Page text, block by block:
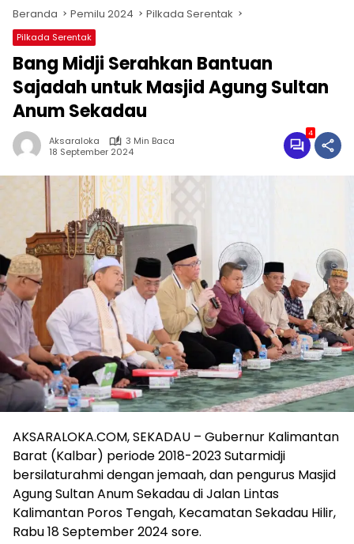
Beranda Pemilu 2024 Pilkada Serentak
Pilkada Serentak
Bang Midji Serahkan Bantuan
Sajadah untuk Masjid Agung Sultan
Anum Sekadau
Aksaraloka
3 Min Baca
18 September 2024
4
AKSARALOKA.COM, SEKADAU – Gubernur Kalimantan
Barat (Kalbar) periode 2018-2023 Sutarmidji
bersilaturahmi dengan jemaah, dan pengurus Masjid
Agung Sultan Anum Sekadau di Jalan Lintas
Kalimantan Poros Tengah, Kecamatan Sekadau Hilir,
Rabu 18 September 2024 sore.